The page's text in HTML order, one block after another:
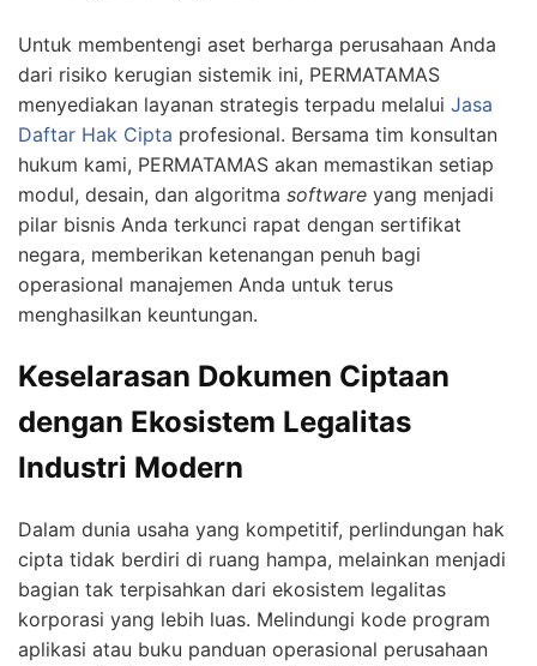
Untuk membentengi aset berharga perusahaan Anda
dari risiko kerugian sistemik ini, PERMATAMAS
menyediakan layanan strategis terpadu melalui Jasa
Daftar Hak Cipta profesional. Bersama tim konsultan
hukum kami, PERMATAMAS akan memastikan setiap
modul, desain, dan algoritma software yang menjadi
pilar bisnis Anda terkunci rapat dengan sertifikat
negara, memberikan ketenangan penuh bagi
operasional manajemen Anda untuk terus
menghasilkan keuntungan.
Keselarasan Dokumen Ciptaan
dengan Ekosistem Legalitas
Industri Modern
Dalam dunia usaha yang kompetitif, perlindungan hak
cipta tidak berdiri di ruang hampa, melainkan menjadi
bagian tak terpisahkan dari ekosistem legalitas
korporasi yang lebih luas. Melindungi kode program
aplikasi atau buku panduan operasional perusahaan